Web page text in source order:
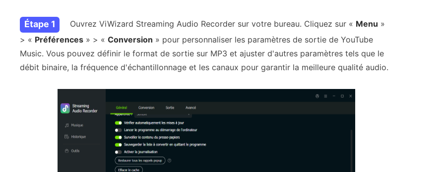
Étape 1 Ouvrez ViWizard Streaming Audio Recorder sur votre bureau. Cliquez sur « Menu »
> « Préférences » > « Conversion » pour personnaliser les paramètres de sortie de YouTube
Music. Vous pouvez définir le format de sortie sur MP3 et ajuster d'autres paramètres tels que le
débit binaire, la fréquence d'échantillonnage et les canaux pour garantir la meilleure qualité audio.